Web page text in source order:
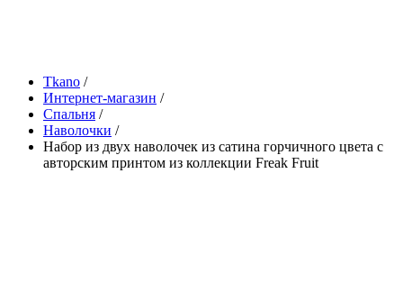
Tkano /
Интернет-магазин /
Спальня /
Наволочки /
Набор из двух наволочек из сатина горчичного цвета с
авторским принтом из коллекции Freak Fruit